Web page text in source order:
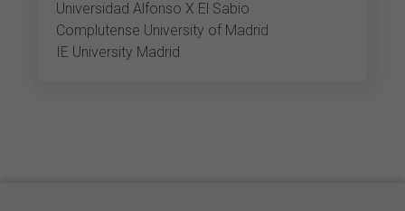
Universidad Alfonso X El Sabio
Complutense University of Madrid
IE University Madrid